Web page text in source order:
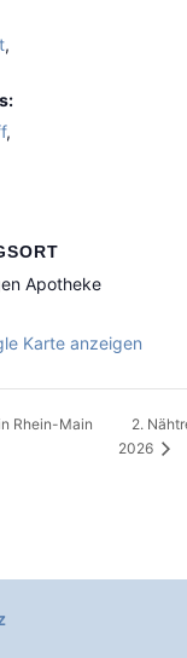
,
,
Apotheke
Karte anzeigen
Rhein-Main
2.
2026